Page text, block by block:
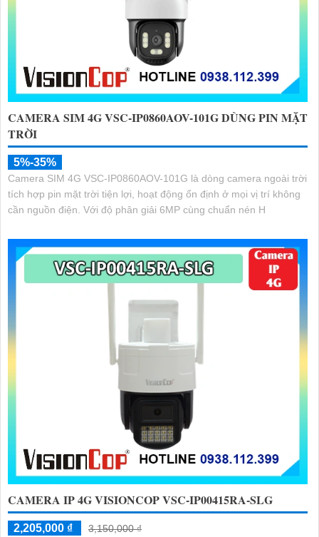
CAMERA SIM 4G VSC-IP0860AOV-101G DÙNG PIN MẶT
TRỜI
5%-35%
Camera SIM 4G VSC-IP0860AOV-101G là dòng camera ngoài trời
tích hợp pin mặt trời tiện lợi, hoạt động ổn định ở mọi vị trí không
cần nguồn điện. Với độ phân giải 6MP cùng chuẩn nén H
CAMERA IP 4G VISIONCOP VSC-IP00415RA-SLG
2,205,000 ₫ 3,150,000 ₫